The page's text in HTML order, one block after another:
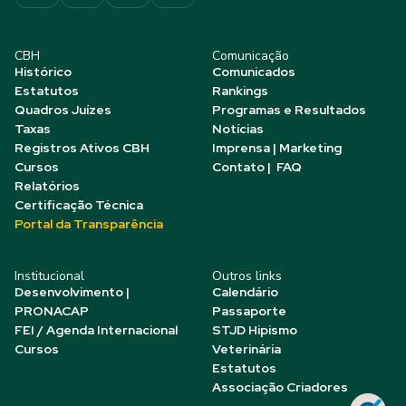
CBH
Histórico
Estatutos
Quadros Juízes
Taxas
Registros Ativos CBH
Cursos
Relatórios
Certificação Técnica
Portal da Transparência
Comunicação
Comunicados
Rankings
Programas e Resultados
Notícias
Imprensa | Marketing
Contato | FAQ
Institucional
Desenvolvimento |
PRONACAP
FEI / Agenda Internacional
Cursos
Outros links
Calendário
Passaporte
STJD Hipismo
Veterinária
Estatutos
Associação Criadores